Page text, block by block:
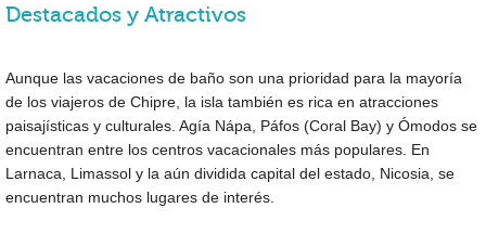
Destacados y Atractivos
Aunque las vacaciones de baño son una prioridad para la mayoría
de los viajeros de Chipre, la isla también es rica en atracciones
paisajísticas y culturales. Agía Nápa, Páfos (Coral Bay) y Ómodos se
encuentran entre los centros vacacionales más populares. En
Larnaca, Limassol y la aún dividida capital del estado, Nicosia, se
encuentran muchos lugares de interés.